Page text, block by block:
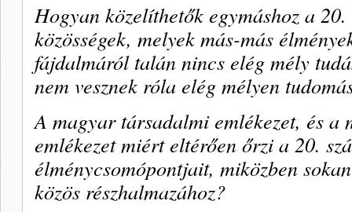
Hogyan közelíthetők egymáshoz a
közösségek, melyek más-más
fájdalmáról talán nincs elég mély
nem vesznek róla elég mélyen
A magyar társadalmi emlékezet, és a
emlékezet miért eltérően őrzi a 20.
élménycsomópontjait, miközben
közös részhalmazához?